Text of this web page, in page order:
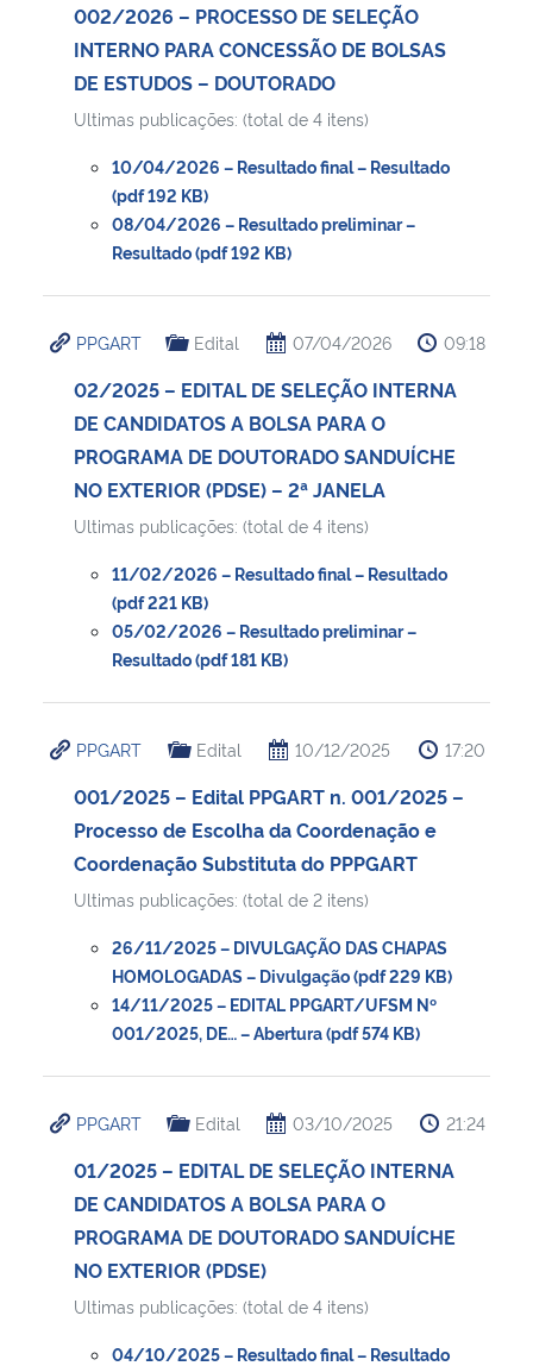
002/2026 – PROCESSO DE SELEÇÃO
INTERNO PARA CONCESSÃO DE BOLSAS
DE ESTUDOS – DOUTORADO
Ultimas publicações: (total de 4 itens)
10/04/2026 – Resultado final – Resultado
(pdf 192 KB)
08/04/2026 – Resultado preliminar –
Resultado (pdf 192 KB)
PPGART Edital 07/04/2026 09:18
02/2025 – EDITAL DE SELEÇÃO INTERNA
DE CANDIDATOS A BOLSA PARA O
PROGRAMA DE DOUTORADO SANDUÍCHE
NO EXTERIOR (PDSE) – 2ª JANELA
Ultimas publicações: (total de 4 itens)
11/02/2026 – Resultado final – Resultado
(pdf 221 KB)
05/02/2026 – Resultado preliminar –
Resultado (pdf 181 KB)
PPGART Edital 10/12/2025 17:20
001/2025 – Edital PPGART n. 001/2025 –
Processo de Escolha da Coordenação e
Coordenação Substituta do PPPGART
Ultimas publicações: (total de 2 itens)
26/11/2025 – DIVULGAÇÃO DAS CHAPAS
HOMOLOGADAS – Divulgação (pdf 229 KB)
14/11/2025 – EDITAL PPGART/UFSM Nº
001/2025, DE… – Abertura (pdf 574 KB)
PPGART Edital 03/10/2025 21:24
01/2025 – EDITAL DE SELEÇÃO INTERNA
DE CANDIDATOS A BOLSA PARA O
PROGRAMA DE DOUTORADO SANDUÍCHE
NO EXTERIOR (PDSE)
Ultimas publicações: (total de 4 itens)
04/10/2025 – Resultado final – Resultado